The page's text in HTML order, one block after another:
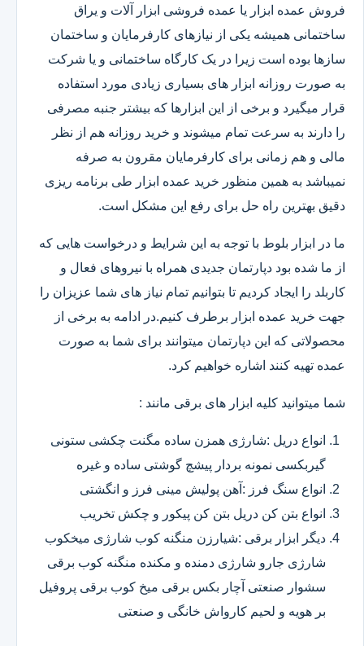
فروش عمده ابزار یا عمده فروشی ابزار آلات و یراق
ساختمانی همیشه یکی از نیازهای کارفرمایان و ساختمان
سازها بوده است زیرا در یک کارگاه ساختمانی و یا شرکت
به صورت روزانه ابزار های بسیاری زیادی مورد استفاده
قرار میگیرد و برخی از این ابزارها که بیشتر جنبه مصرفی
را دارند به سرعت تمام میشوند و خرید روزانه هم از نظر
مالی و هم زمانی برای کارفرمایان مقرون به صرفه
نمیباشد به همین منظور خرید عمده ابزار طی برنامه ریزی
دقیق بهترین راه حل برای رفع این مشکل است.
ما در ابزار بلوط با توجه به این شرایط و درخواست هایی که
از ما شده بود دپارتمان جدیدی همراه با نیروهای فعال و
کاربلد را ایجاد کردیم تا بتوانیم تمام نیاز های شما عزیزان را
جهت خرید عمده ابزار برطرف کنیم.در ادامه به برخی از
محصولاتی که این دپارتمان میتوانند برای شما به صورت
عمده تهیه کنند اشاره خواهیم کرد.
شما میتوانید کلیه ابزار های برقی مانند :
انواع دریل :شارژی همزن ساده مگنت چکشی ستونی
گیربکسی نمونه بردار پیشچ گوشتی ساده و غیره
انواع سنگ فرز :آهن پولیش مینی فرز و انگشتی
انواع بتن کن دریل بتن کن پیکور و چکش تخریب
دیگر ابزار برقی :شیارزن منگنه کوب شارژی میخکوب
شارژی جارو شارژی دمنده و مکنده منگنه کوب برقی
سشوار صنعتی آچار بکس برقی میخ کوب برقی پروفیل
بر هویه و لحیم کارواش خانگی و صنعتی